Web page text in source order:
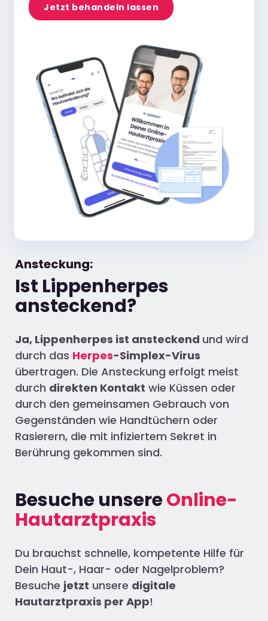
Jetzt behandeln lassen
Ansteckung:
Ist Lippenherpes
ansteckend?
Ja, Lippenherpes ist ansteckend und wird
durch das Herpes-Simplex-Virus
übertragen. Die Ansteckung erfolgt meist
durch direkten Kontakt wie Küssen oder
durch den gemeinsamen Gebrauch von
Gegenständen wie Handtüchern oder
Rasierern, die mit infiziertem Sekret in
Berührung gekommen sind.
Besuche unsereOnline-
Hautarztpraxis
Du brauchst schnelle, kompetente Hilfe für
Dein Haut-, Haar- oder Nagelproblem?
Besuche jetzt unsere digitale
Hautarztpraxis per App!